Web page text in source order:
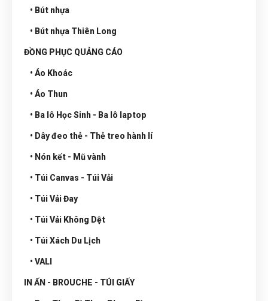
• Bút nhựa
• Bút nhựa Thiên Long
ĐỒNG PHỤC QUẢNG CÁO
• Áo Khoác
• Áo Thun
• Ba lô Học Sinh - Ba lô laptop
• Dây đeo thẻ - Thẻ treo hành lí
• Nón kết - Mũ vành
• Túi Canvas - Túi Vải
• Túi Vải Đay
• Túi Vải Không Dệt
• Túi Xách Du Lịch
• VALI
IN ẤN - BROUCHE - TÚI GIẤY